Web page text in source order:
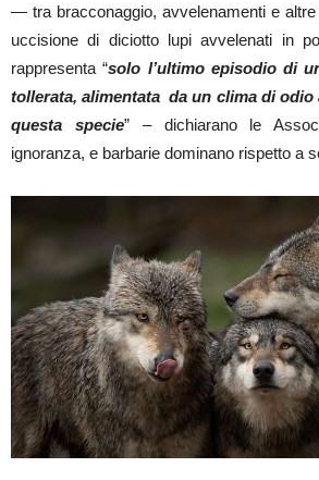
— tra bracconaggio, avvelenamenti e
uccisione di diciotto lupi avvelenati in
rappresenta “solo l’ultimo episodio di
tollerata, alimentata da un clima di
questa specie” – dichiarano le
ignoranza, e barbarie dominano rispetto a